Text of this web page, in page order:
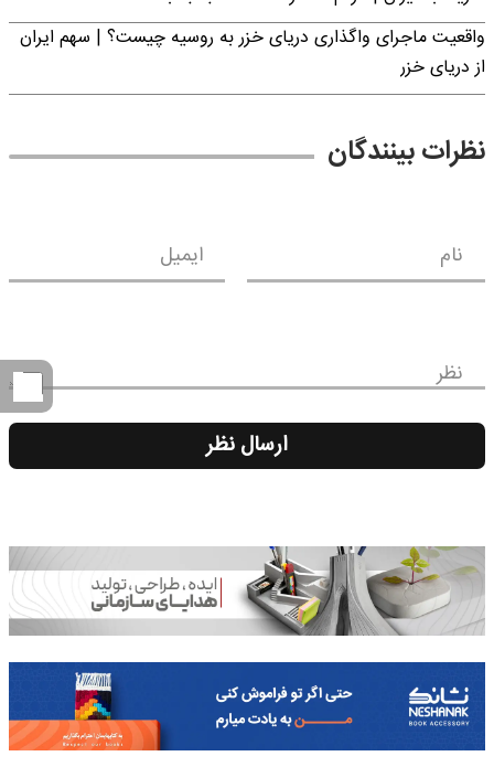
واقعیت ماجرای واگذاری دریای خزر به روسیه چیست؟ | سهم ایران
از دریای خزر
نظرات بینندگان
نام ایمیل
نظر
ارسال نظر